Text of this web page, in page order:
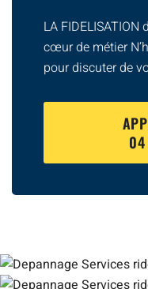
LA
cœur de métier
pour discuter de